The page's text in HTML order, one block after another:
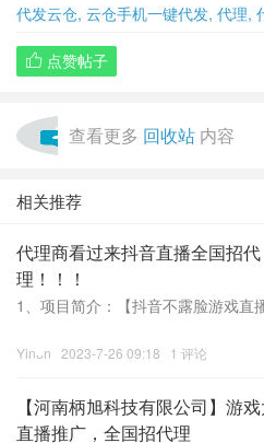
代发云仓, 云仓手机一键代发, 代理,
 点赞帖子
查看更多 回收站 内容
相关推荐
代理商看过来抖音直播全国招代
理！！！
1、项目简介：【抖音不露脸游戏直
作代理】【项目介绍】抖音不露脸游
2-3场，无任务要求，需要主播按话术
边讲。【游戏类型】
Yinᴗn 2023-7-26 09:18 1 评论
【河南柄旭科技有限公司】游
直播推广，全国招代理